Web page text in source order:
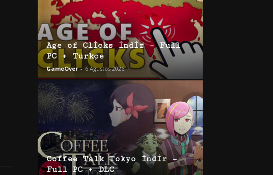
Age of Clicks İndir – Full
PC + Türkçe
GameOver - 6 Ağustos 2026
Coffee Talk Tokyo İndir –
Full PC + DLC